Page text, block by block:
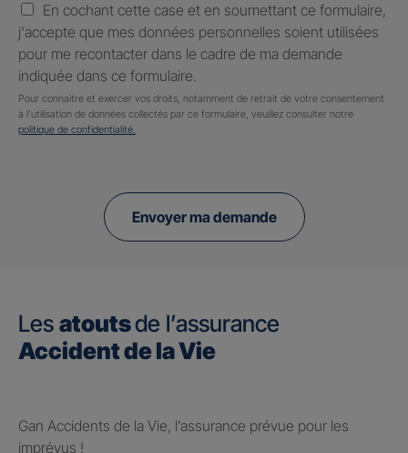
En cochant cette case et en soumettant ce formulaire,
j'accepte que mes données personnelles soient utilisées
pour me recontacter dans le cadre de ma demande
indiquée dans ce formulaire.
Pour connaitre et exercer vos droits, notamment de retrait de votre consentement
à l'utilisation de données collectés par ce formulaire, veuillez consulter notre
politique de confidentialité.
Envoyer ma demande
Les atoutsde l’assurance
Accident de la Vie
Gan Accidents de la Vie, l’assurance prévue pour les
imprévus !